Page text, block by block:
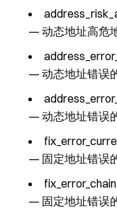
— 动态地址高危
— 动态地址错误
— 动态地址错误
— 固定地址错误
fix_error_chain
— 固定地址错误